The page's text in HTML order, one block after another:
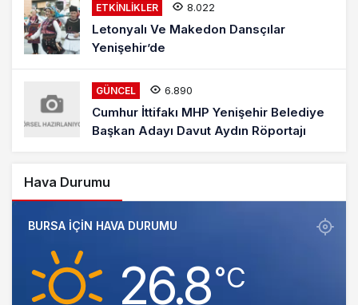
ETKINLIKLER 8.022
Letonyalı Ve Makedon Dansçılar
Yenişehir’de
GÜNCEL 6.890
Cumhur İttifakı MHP Yenişehir Belediye
Başkan Adayı Davut Aydın Röportajı
Hava Durumu
BURSA IÇIN HAVA DURUMU
26.8‎°C